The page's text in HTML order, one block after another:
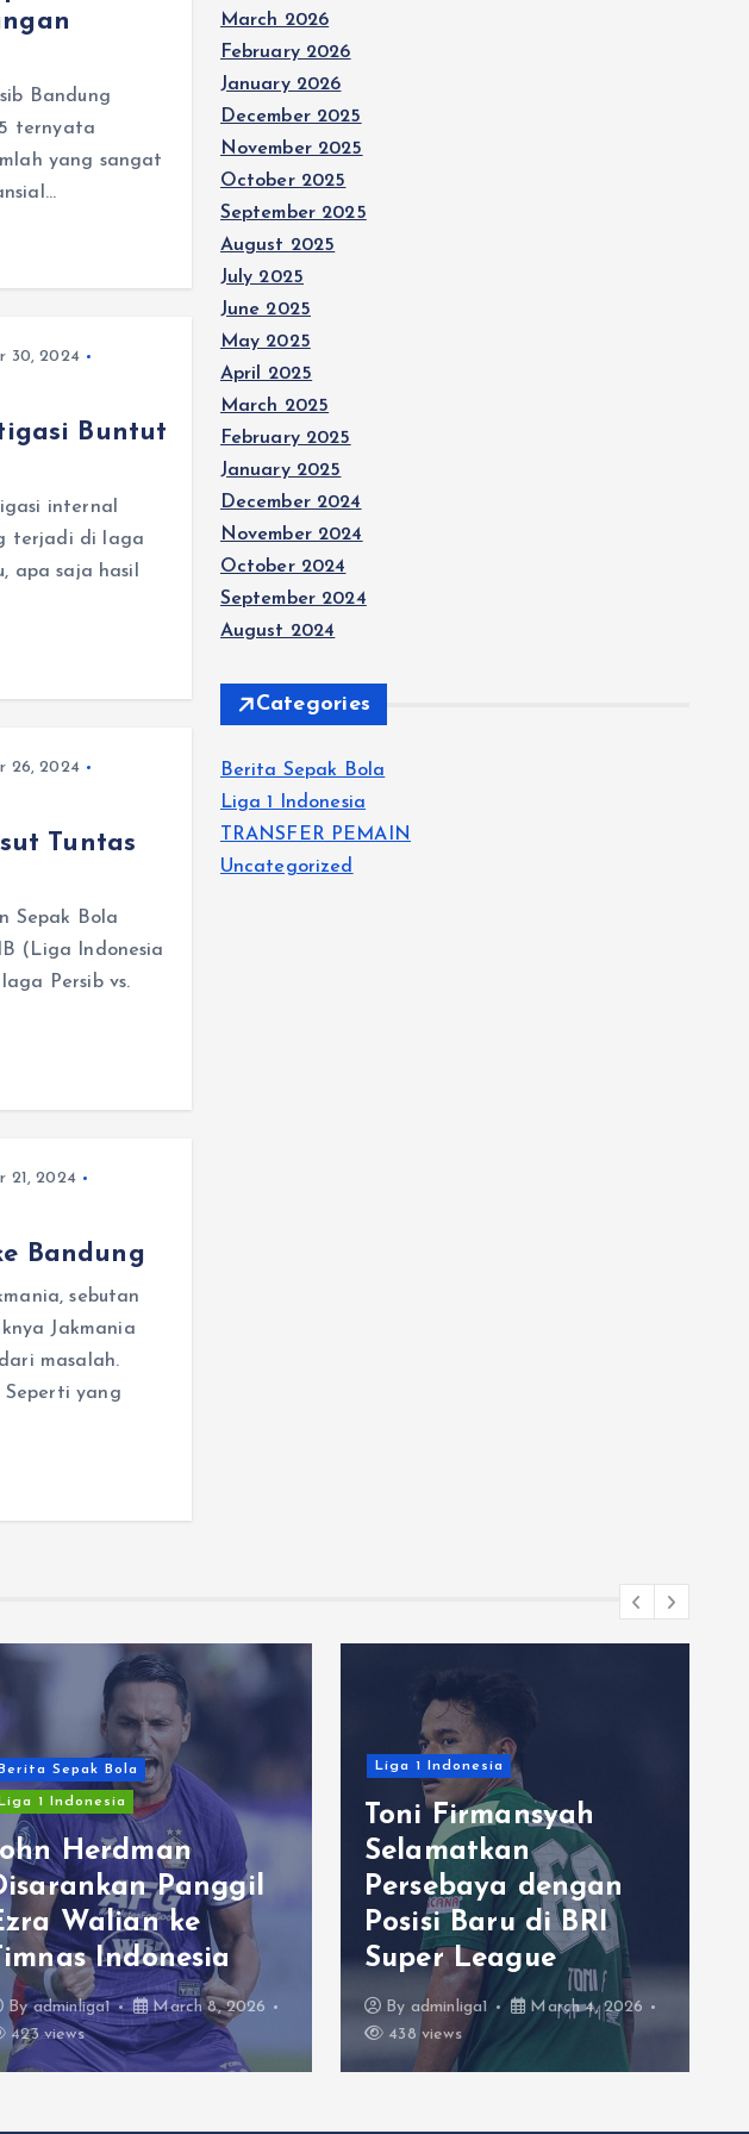
Bandung
ternyata
yang sangat
30, 2024
Buntut
internal
terjadi di laga
apa saja hasil
26, 2024
Tuntas
Sepak Bola
(Liga Indonesia
Persib vs.
21, 2024
Bandung
sebutan
Jakmania
masalah.
Seperti yang
March 2026
February 2026
January 2026
December 2025
November 2025
October 2025
September 2025
August 2025
July 2025
June 2025
May 2025
April 2025
March 2025
February 2025
January 2025
December 2024
November 2024
October 2024
September 2024
August 2024
Categories
Berita Sepak Bola
Liga 1 Indonesia
TRANSFER PEMAIN
Uncategorized
Berita Sepak Bola
Liga 1 Indonesia
Herdman
Panggil
Walian ke
Indonesia
Byadminliga1
March 8, 2026
423 views
Liga 1 Indonesia
Toni Firmansyah
Selamatkan
Persebaya dengan
Posisi Baru di BRI
Super League
By adminliga1
March 4, 2026
438 views